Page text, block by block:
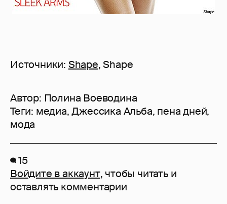
Источники: Shape, Shape
Автор: Полина Воеводина
Теги: медиа,Джессика Альба, пена дней,
мода
15
Войдите в аккаунт, чтобы читать и
оставлять комментарии